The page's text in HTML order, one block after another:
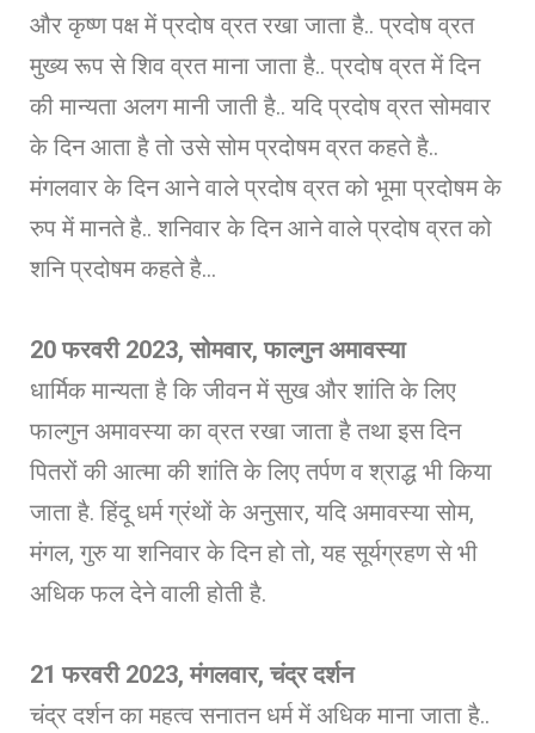
और कृष्ण पक्ष में प्रदोष व्रत रखा जाता है.. प्रदोष व्रत
मुख्य रूप से शिव व्रत माना जाता है.. प्रदोष व्रत में दिन
की मान्यता अलग मानी जाती है.. यदि प्रदोष व्रत सोमवार
के दिन आता है तो उसे सोम प्रदोषम व्रत कहते है..
मंगलवार के दिन आने वाले प्रदोष व्रत को भूमा प्रदोषम के
रुप में मानते है.. शनिवार के दिन आने वाले प्रदोष व्रत को
शनि प्रदोषम कहते है…
20 फरवरी 2023, सोमवार, फाल्गुन अमावस्या
धार्मिक मान्यता है कि जीवन में सुख और शांति के लिए
फाल्गुन अमावस्या का व्रत रखा जाता है तथा इस दिन
पितरों की आत्मा की शांति के लिए तर्पण व श्राद्ध भी किया
जाता है. हिंदू धर्म ग्रंथों के अनुसार, यदि अमावस्या सोम,
मंगल, गुरु या शनिवार के दिन हो तो, यह सूर्यग्रहण से भी
अधिक फल देने वाली होती है.
21 फरवरी 2023, मंगलवार, चंद्र दर्शन
चंद्र दर्शन का महत्व सनातन धर्म में अधिक माना जाता है..